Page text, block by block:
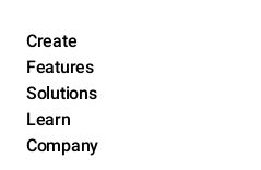
Create
Features
Solutions
Learn
Company